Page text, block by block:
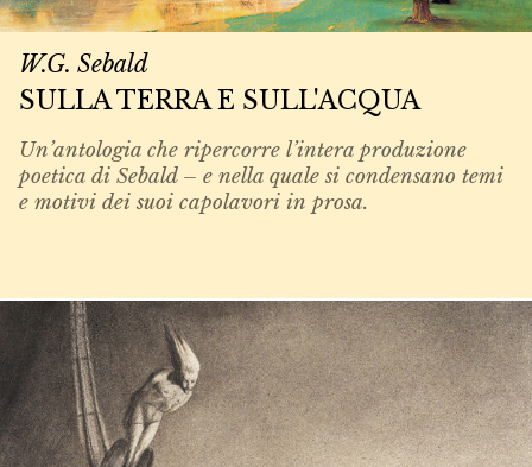
W.G. Sebald
SULLA TERRA E SULL'ACQUA
Un’antologia che ripercorre l’intera produzione
poetica di Sebald – e nella quale si condensano temi
e motivi dei suoi capolavori in prosa.